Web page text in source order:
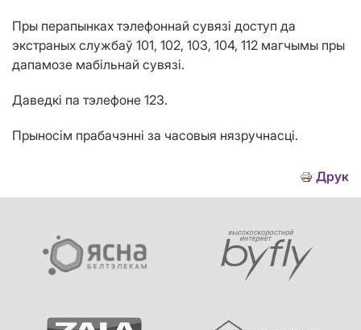
Пры перапынках тэлефоннай сувязі доступ да
экстраных службаў 101, 102, 103, 104, 112 магчымы пры
дапамозе мабільнай сувязі.
Даведкі па тэлефоне 123.
Прыносім прабачэнні за часовыя нязручнасці.
Друк